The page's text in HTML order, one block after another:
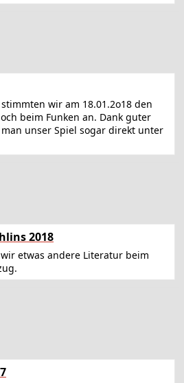
wir am 18.01.2o18 den
beim Funken an. Dank guter
unser Spiel sogar direkt unter
2018
etwas andere Literatur beim